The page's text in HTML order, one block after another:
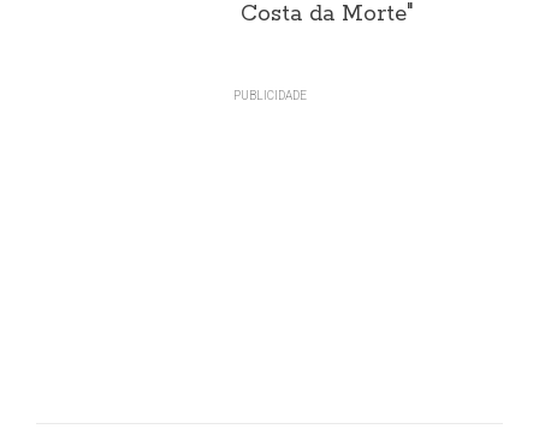
Costa da Morte"